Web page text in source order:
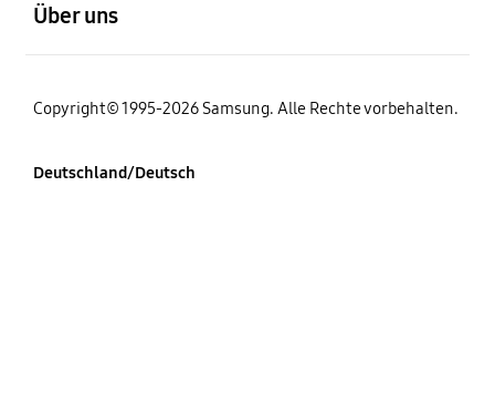
Über uns
Copyright© 1995-2026 Samsung. Alle Rechte vorbehalten.
Deutschland/Deutsch